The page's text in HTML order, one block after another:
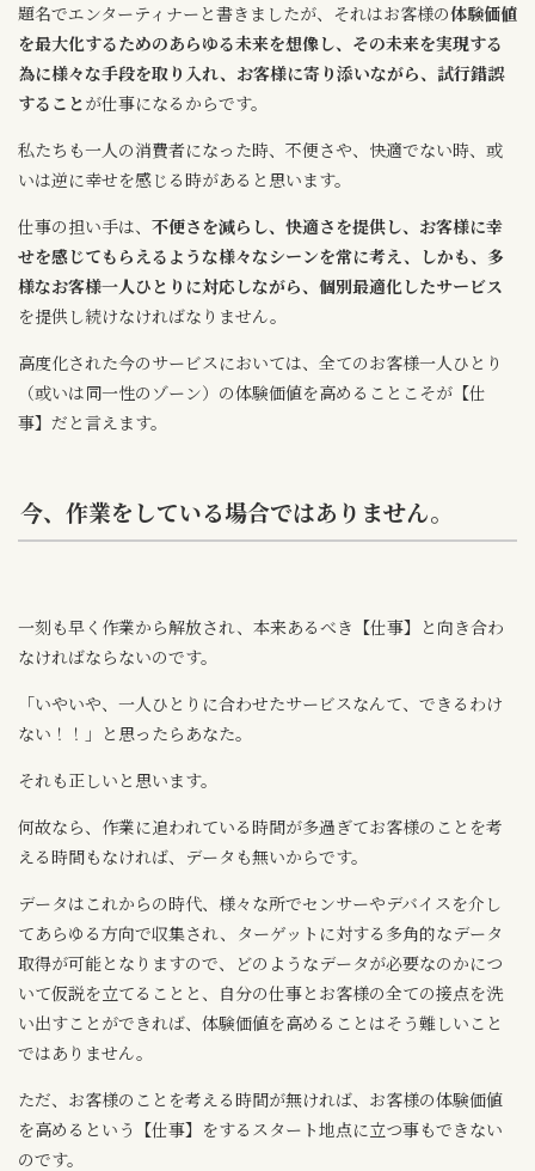
題名でエンターティナーと書きましたが、それはお客様の体験価値
を最大化するためのあらゆる未来を想像し、その未来を実現する
為に様々な手段を取り入れ、お客様に寄り添いながら、試行錯誤
すること が仕事になるからです。
私たちも一人の消費者になった時、不便さや、快適でない時、或
いは逆に幸せを感じる時があると思います。
仕事の担い手は、 不便さを減らし、快適さを提供し、お客様に幸
せを感じてもらえるような様々なシーンを常に考え、しかも、多
様なお客様一人ひとりに対応しながら、個別最適化したサービス
を提供し続けなければなりません。
高度化された今のサービスにおいては、全てのお客様一人ひとり
（或いは同一性のゾーン）の体験価値を高めることこそが【仕
事】だと言えます。
今、作業をしている場合ではありません。
一刻も早く作業から解放され、本来あるべき【仕事】と向き合わ
なければならないのです。
「いやいや、一人ひとりに合わせたサービスなんて、できるわけ
ない！！」と思ったらあなた。
それも正しいと思います。
何故なら、作業に追われている時間が多過ぎてお客様のことを考
える時間もなければ、データも無いからです。
データはこれからの時代、様々な所でセンサーやデバイスを介し
てあらゆる方向で収集され、ターゲットに対する多角的なデータ
取得が可能となりますので、どのようなデータが必要なのかにつ
いて仮説を立てることと、自分の仕事とお客様の全ての接点を洗
い出すことができれば、体験価値を高めることはそう難しいこと
ではありません。
ただ、お客様のことを考える時間が無ければ、お客様の体験価値
を高めるという【仕事】をするスタート地点に立つ事もできない
のです。